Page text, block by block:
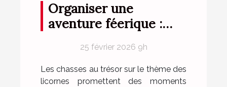
Organiser une
aventure féerique :
chasse au trésor sur le
thème des licornes
25 février 2026 9h
Les chasses au trésor sur le thème des
licornes promettent des moments